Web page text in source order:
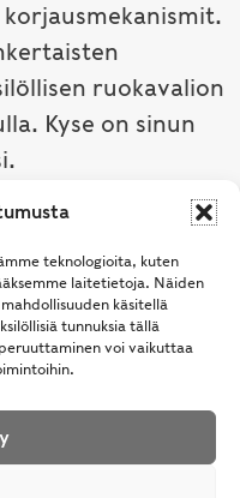
teknologioita, kuten
laitetietoja. Näiden
käsitellä
tunnuksia tällä
voi vaikuttaa
ruokavalion
Kyse on sinun
suomalaisille jo